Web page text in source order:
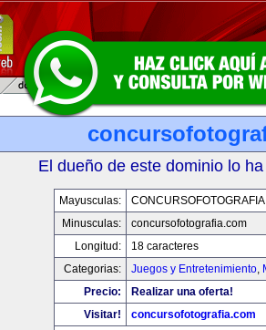
El dueño de este dominio lo
Mayusculas:
Minusculas:
concursofotografia.com
Longitud:
18 caracteres
Categorias:
Juegos y Entretenimiento,
Precio:
Realizar una oferta!
Visitar!
concursofotografia.com